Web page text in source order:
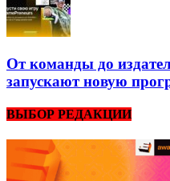
От команды до
запускают новую
ВЫБОР РЕДАКЦИИ